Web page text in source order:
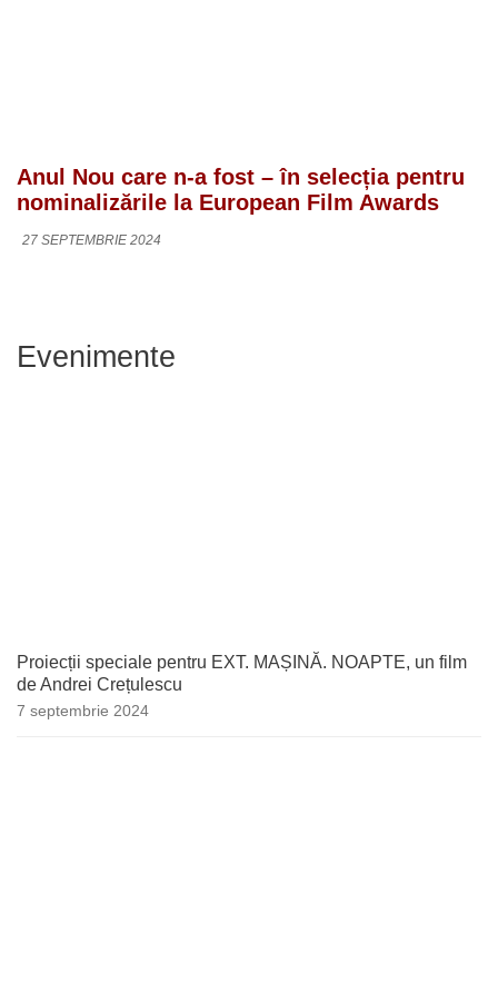
Anul Nou care n-a fost – în selecția pentru
nominalizările la European Film Awards
27 SEPTEMBRIE 2024
Evenimente
Proiecții speciale pentru EXT. MAȘINĂ. NOAPTE, un film
de Andrei Crețulescu
7 septembrie 2024